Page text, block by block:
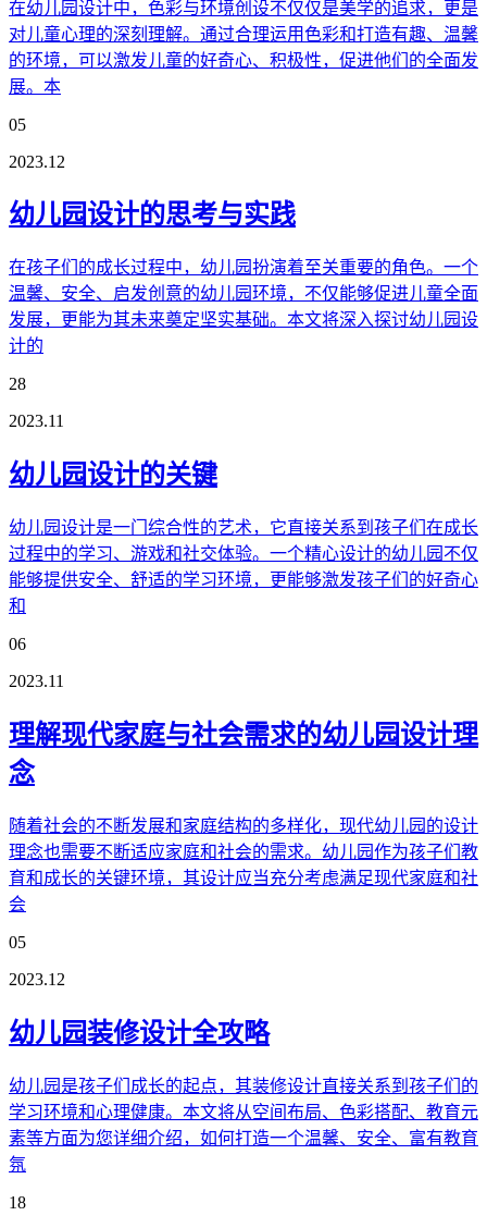
在幼儿园设计中，色彩与环境创设不仅仅是美学的追求，更是
对儿童心理的深刻理解。通过合理运用色彩和打造有趣、温馨
的环境，可以激发儿童的好奇心、积极性，促进他们的全面发
展。本
05
2023.12
幼儿园设计的思考与实践
在孩子们的成长过程中，幼儿园扮演着至关重要的角色。一个
温馨、安全、启发创意的幼儿园环境，不仅能够促进儿童全面
发展，更能为其未来奠定坚实基础。本文将深入探讨幼儿园设
计的
28
2023.11
幼儿园设计的关键
幼儿园设计是一门综合性的艺术，它直接关系到孩子们在成长
过程中的学习、游戏和社交体验。一个精心设计的幼儿园不仅
能够提供安全、舒适的学习环境，更能够激发孩子们的好奇心
和
06
2023.11
理解现代家庭与社会需求的幼儿园设计理
念
随着社会的不断发展和家庭结构的多样化，现代幼儿园的设计
理念也需要不断适应家庭和社会的需求。幼儿园作为孩子们教
育和成长的关键环境，其设计应当充分考虑满足现代家庭和社
会
05
2023.12
幼儿园装修设计全攻略
幼儿园是孩子们成长的起点，其装修设计直接关系到孩子们的
学习环境和心理健康。本文将从空间布局、色彩搭配、教育元
素等方面为您详细介绍，如何打造一个温馨、安全、富有教育
氛
18